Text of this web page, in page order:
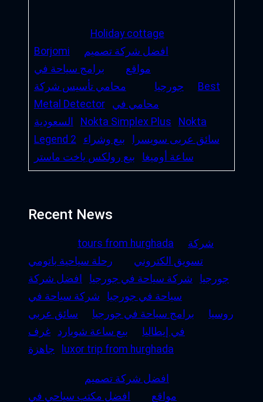
Holiday cottage
Borjomi
افضل شركة تصميم
مواقع
برامج سياحة في
جورجيا
محامي تأسيس شركة
Best
Metal Detector
محامي في
السعودية
Nokta Simplex Plus
Nokta
Legend 2
سائق عربى سويسرا
بيع وشراء
ساعة أوميغا
بيع رولكس ياخت ماستر
Recent News
tours from hurghada
شركة
تسويق الكتروني
رحلة سياحية باتومي
جورجيا
شركة سياحة في جورجيا
افضل شركة
سياحة في جورجيا
شركة سياحة في
روسيا
برامج سياحة في جورجيا
سائق عربي
في إيطاليا
بيع ساعة شوبارد
غرف
جاهزة
luxor trip from hurghada
افضل شركة تصميم
مواقع
افضل مكتب سياحي في